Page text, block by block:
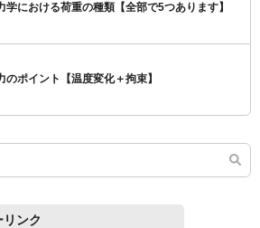
学における荷重の種類【全部で5つあります】
のポイント【温度変化＋拘束】
リンク